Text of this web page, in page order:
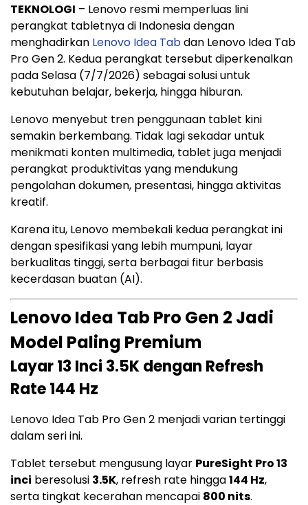
TEKNOLOGI – Lenovo resmi memperluas lini
perangkat tabletnya di Indonesia dengan
menghadirkan Lenovo Idea Tabdan Lenovo Idea Tab
Pro Gen 2. Kedua perangkat tersebut diperkenalkan
pada Selasa (7/7/2026) sebagai solusi untuk
kebutuhan belajar, bekerja, hingga hiburan.
Lenovo menyebut tren penggunaan tablet kini
semakin berkembang. Tidak lagi sekadar untuk
menikmati konten multimedia, tablet juga menjadi
perangkat produktivitas yang mendukung
pengolahan dokumen, presentasi, hingga aktivitas
kreatif.
Karena itu, Lenovo membekali kedua perangkat ini
dengan spesifikasi yang lebih mumpuni, layar
berkualitas tinggi, serta berbagai fitur berbasis
kecerdasan buatan (AI).
Lenovo Idea Tab Pro Gen 2 Jadi
Model Paling Premium
Layar 13 Inci 3.5K dengan Refresh
Rate 144 Hz
Lenovo Idea Tab Pro Gen 2 menjadi varian tertinggi
dalam seri ini.
Tablet tersebut mengusung layar PureSight Pro 13
inci beresolusi 3.5K, refresh rate hingga144 Hz,
serta tingkat kecerahan mencapai 800 nits.